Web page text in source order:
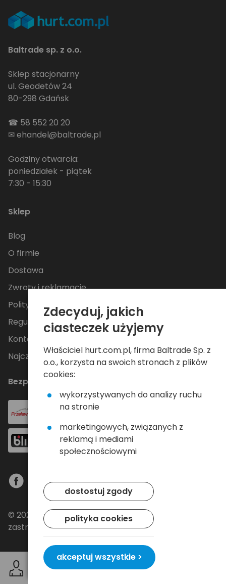
Baltrade sp. z o.o.
Sklep stacjonarny
ul. Geodetów 24
80-298 Gdańsk
☎ 58 552 20 20
✉ehandel@baltrade.pl
Godziny otwarcia:
poniedziałek - piątek
7:30 - 15:30
Sklep
Blog
O firmie
Dostawa
Zwroty i reklamacje
Polityka Prywatności
Regulamin
Kontakt
Najczęściej zadawane pytania
Bezpieczne płatności
© 2024 Baltrade sp. z o.o. - Wszelkie prawa
zastrzeżone.
Zdecyduj, jakich
ciasteczek użyjemy
Właściciel hurt.com.pl, firma Baltrade Sp. z
o.o., korzysta na swoich stronach z plików
cookies:
wykorzystywanych do analizy ruchu
na stronie
marketingowych, związanych z
reklamą i mediami
społecznościowymi
dostostuj zgody
polityka cookies
akceptuj wszystkie >